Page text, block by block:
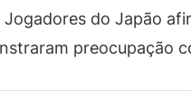
do Japão
preocupação